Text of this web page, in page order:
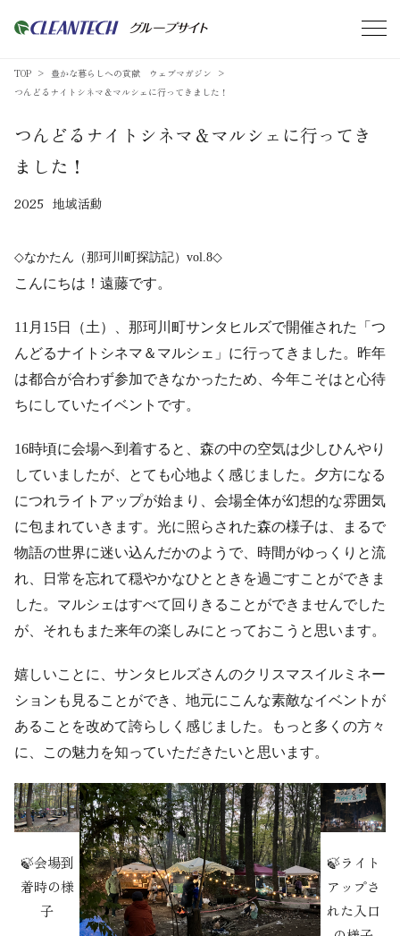
TOP
豊かな暮らしへの貢献 ウェブマガジン
つんどるナイトシネマ＆マルシェに行ってきました！
つんどるナイトシネマ＆マルシェに行ってき
ました！
2025 地域活動
◇なかたん（那珂川町探訪記） vol.8◇
こんにちは！遠藤です。
11 月 15日（土）、那珂川町サンタヒルズで開催された「つ
んどるナイトシネマ＆マルシェ」に行ってきました。昨年
は都合が合わず参加できなかったため、今年こそはと心待
ちにしていたイベントです。
16時頃に会場へ到着すると、森の中の空気は少しひんやり
していましたが、とても心地よく感じました。夕方になる
につれライトアップが始まり、会場全体が幻想的な雰囲気
に包まれていきます。光に照らされた森の様子は、まるで
物語の世界に迷い込んだかのようで、時間がゆっくりと流
れ、日常を忘れて穏やかなひとときを過ごすことができま
した。マルシェはすべて回りきることができませんでした
が、それもまた来年の楽しみにとっておこうと思います。
嬉しいことに、サンタヒルズさんのクリスマスイルミネー
ションも見ることができ、地元にこんな素敵なイベントが
あることを改めて誇らしく感じました。もっと多くの方々
に、この魅力を知っていただきたいと思います。
🍃会場到
着時の様
子
🍃ライト
アップさ
れた入口